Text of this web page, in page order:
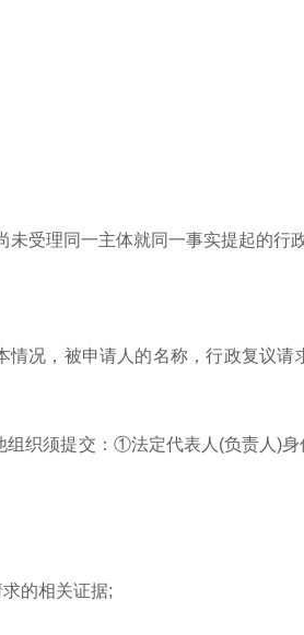
受理同一主体就同一事实提起的行
，被申请人的名称，行政复议请
织须提交：①法定代表人(负责人)
的相关证据;